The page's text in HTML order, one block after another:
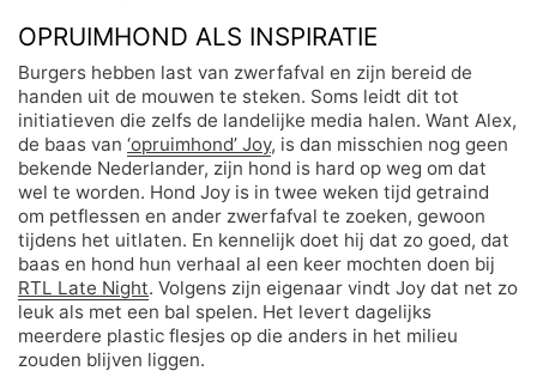
OPRUIMHOND ALS INSPIRATIE
Burgers hebben last van zwerfafval en zijn bereid de
handen uit de mouwen te steken. Soms leidt dit tot
initiatieven die zelfs de landelijke media halen. Want Alex,
de baas van ‘opruimhond’ Joy, is dan misschien nog geen
bekende Nederlander, zijn hond is hard op weg om dat
wel te worden. Hond Joy is in twee weken tijd getraind
om petflessen en ander zwerfafval te zoeken, gewoon
tijdens het uitlaten. En kennelijk doet hij dat zo goed, dat
baas en hond hun verhaal al een keer mochten doen bij
RTL Late Night. Volgens zijn eigenaar vindt Joy dat net zo
leuk als met een bal spelen. Het levert dagelijks
meerdere plastic flesjes op die anders in het milieu
zouden blijven liggen.